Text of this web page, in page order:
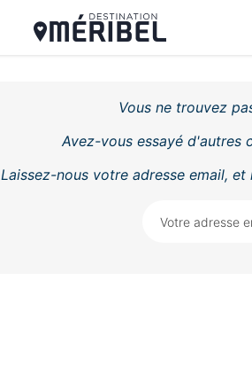
Vous ne trouvez
Avez-vous essayé d'autres
Laissez-nous votre adresse email,